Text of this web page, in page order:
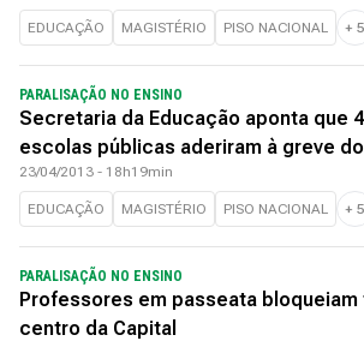
EDUCAÇÃO MAGISTÉRIO PISO NACIONAL + 5
PARALISAÇÃO NO ENSINO
Secretaria da Educação aponta que
escolas públicas aderiram à greve
23/04/2013 - 18h19min
EDUCAÇÃO MAGISTÉRIO PISO NACIONAL + 5
PARALISAÇÃO NO ENSINO
Professores em passeata bloqueiam
centro da Capital